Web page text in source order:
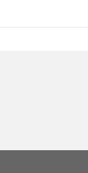
132字